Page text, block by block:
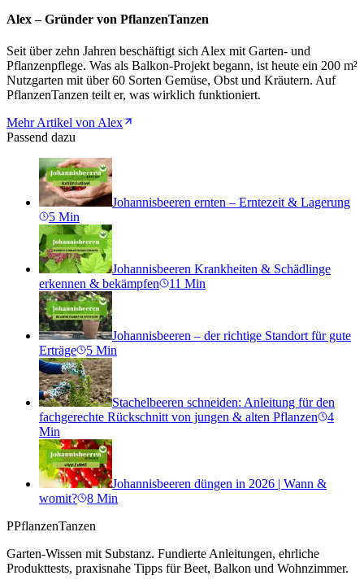
Alex – Gründer von PflanzenTanzen
Seit über zehn Jahren beschäftigt sich Alex mit Garten- und
Pflanzenpflege. Was als Balkon-Projekt begann, ist heute ein 200 m²
Nutzgarten mit über 60 Sorten Gemüse, Obst und Kräutern. Auf
PflanzenTanzen teilt er, was wirklich funktioniert.
Mehr Artikel von Alex
Passend dazu
Johannisbeeren ernten – Erntezeit & Lagerung
5 Min
Johannisbeeren Krankheiten & Schädlinge
erkennen & bekämpfen
11 Min
Johannisbeeren – der richtige Standort für gute
Erträge
5 Min
Stachelbeeren schneiden: Anleitung für den
fachgerechte Rückschnitt von jungen & alten Pflanzen
4
Min
Johannisbeeren düngen in 2026 | Wann &
womit?
8 Min
PPflanzenTanzen
Garten-Wissen mit Substanz. Fundierte Anleitungen, ehrliche
Produkttests, praxisnahe Tipps für Beet, Balkon und Wohnzimmer.